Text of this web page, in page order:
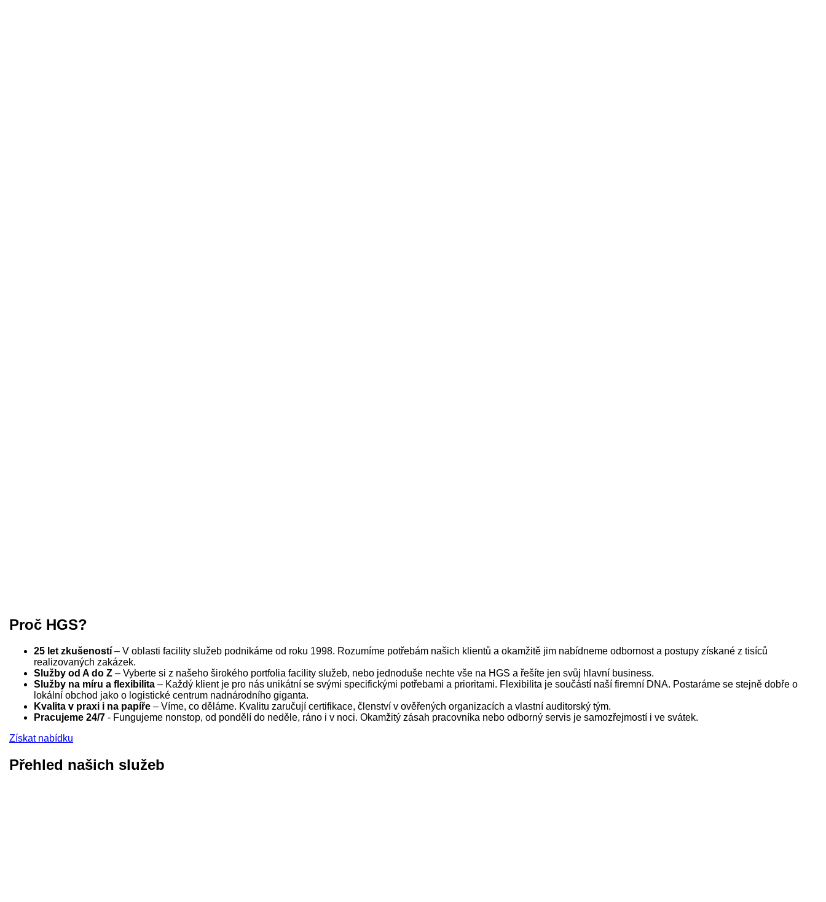
Proč HGS?
25 let zkušeností – V oblasti facility služeb podnikáme od roku 1998. Rozumíme potřebám našich klientů a okamžitě jim nabídneme odbornost a postupy získané z tisíců
realizovaných zakázek.
Služby od A do Z – Vyberte si z našeho širokého portfolia facility služeb, nebo jednoduše nechte vše na HGS a řešíte jen svůj hlavní business.
Služby na míru a flexibilita – Každý klient je pro nás unikátní se svými specifickými potřebami a prioritami. Flexibilita je součástí naší firemní DNA. Postaráme se stejně dobře o
lokální obchod jako o logistické centrum nadnárodního giganta.
Kvalita v praxi i na papíře – Víme, co děláme. Kvalitu zaručují certifikace, členství v ověřených organizacích a vlastní auditorský tým.
Pracujeme 24/7 - Fungujeme nonstop, od pondělí do neděle, ráno i v noci. Okamžitý zásah pracovníka nebo odborný servis je samozřejmostí i ve svátek.
Získat nabídku
Přehled našich služeb